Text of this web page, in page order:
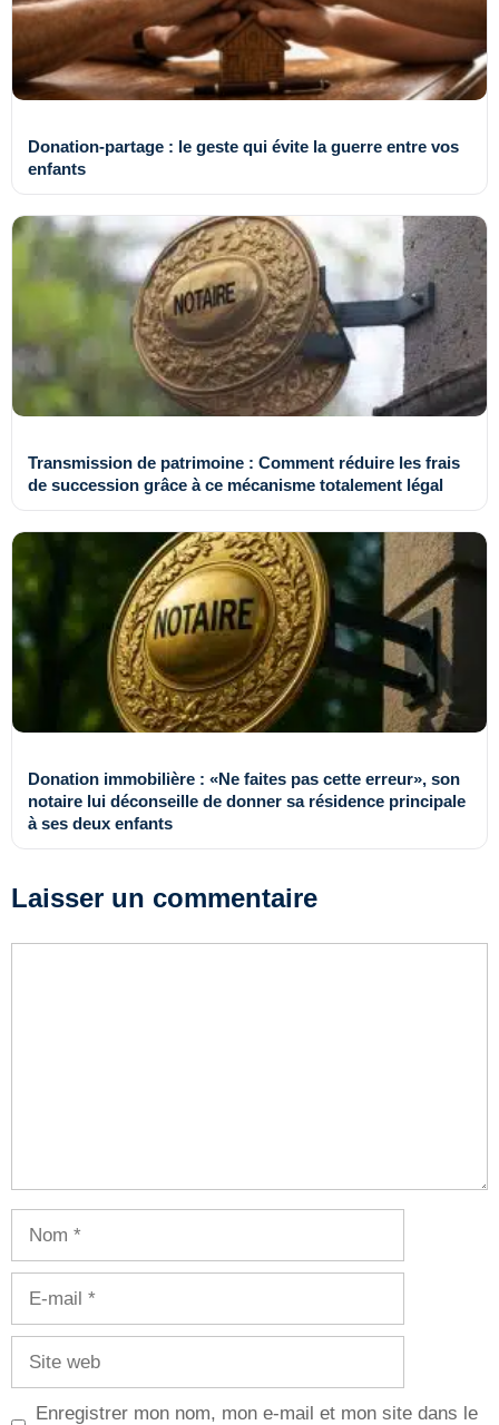
Donation-partage : le geste qui évite la guerre entre vos
enfants
Transmission de patrimoine : Comment réduire les frais
de succession grâce à ce mécanisme totalement légal
Donation immobilière : «Ne faites pas cette erreur», son
notaire lui déconseille de donner sa résidence principale
à ses deux enfants
Laisser un commentaire
Enregistrer mon nom, mon e-mail et mon site dans le